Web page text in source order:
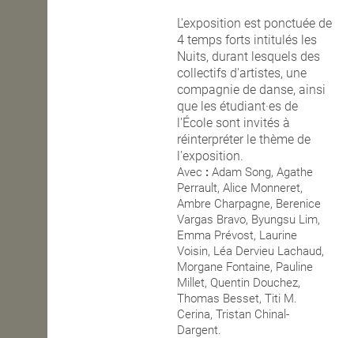
L'exposition est ponctuée de
4 temps forts intitulés les
Nuits, durant lesquels des
collectifs d'artistes, une
compagnie de danse, ainsi
que les étudiant·es de
l'École sont invités à
réinterpréter le thème de
l'exposition.
Avec :Adam Song, Agathe
Perrault, Alice Monneret,
Ambre Charpagne, Berenice
Vargas Bravo, Byungsu Lim,
Emma Prévost, Laurine
Voisin, Léa Dervieu Lachaud,
Morgane Fontaine, Pauline
Millet, Quentin Douchez,
Thomas Besset, Titi M.
Cerina, Tristan Chinal-
Dargent.